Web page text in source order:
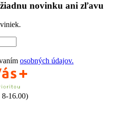
novinku ani zľavu
osobných údajov.
8-16.00)